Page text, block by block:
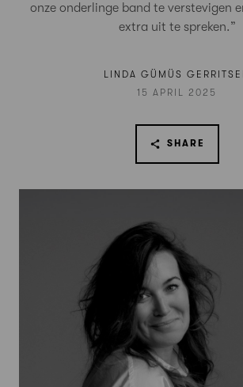
onze onderlinge band te verstevigen
extra uit te spreken.”
LINDA GÜMÜS
15 APRIL 2025
SHARE